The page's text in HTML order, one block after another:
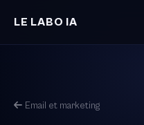
LE LABO IA
Email et marketing